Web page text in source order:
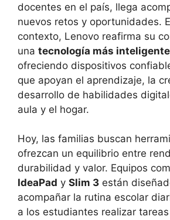
docentes en el país, llega
nuevos retos y oportunidades.
contexto, Lenovo reafirma su
una tecnología más
ofreciendo dispositivos
que apoyan el aprendizaje, la
desarrollo de habilidades
aula y el hogar.
Hoy, las familias buscan
ofrezcan un equilibrio entre
durabilidad y valor. Equipos
IdeaPad y Slim 3 están
acompañar la rutina escolar
a los estudiantes realizar